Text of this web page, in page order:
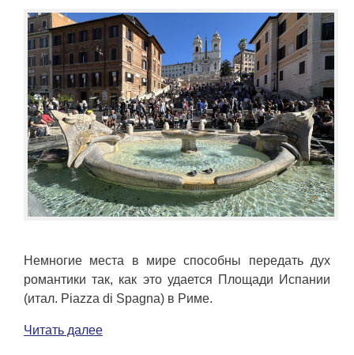
Немногие места в мире способны передать дух
романтики так, как это удается Площади Испании
(итал. Piazza di Spagna) в Риме.
Читать далее